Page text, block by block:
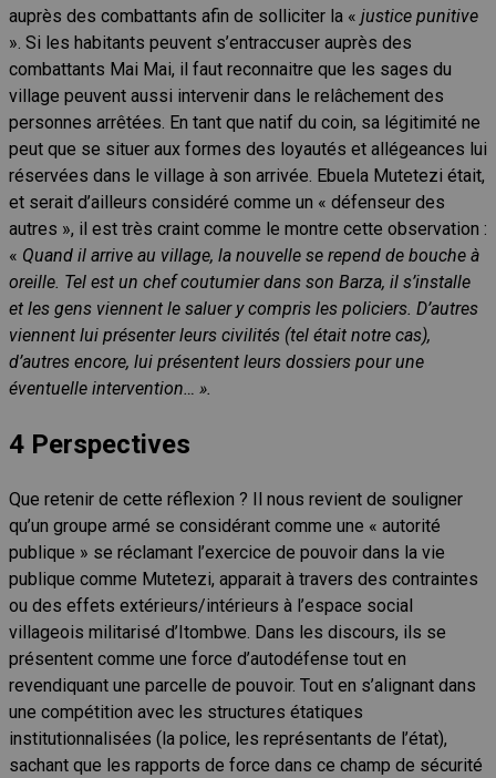
auprès des combattants afin de solliciter la « justice punitive
». Si les habitants peuvent s’entraccuser auprès des
combattants Mai Mai, il faut reconnaitre que les sages du
village peuvent aussi intervenir dans le relâchement des
personnes arrêtées. En tant que natif du coin, sa légitimité ne
peut que se situer aux formes des loyautés et allégeances lui
réservées dans le village à son arrivée. Ebuela Mutetezi était,
et serait d’ailleurs considéré comme un « défenseur des
autres », il est très craint comme le montre cette observation :
« Quand il arrive au village, la nouvelle se repend de bouche à
oreille. Tel est un chef coutumier dans son Barza, il s’installe
et les gens viennent le saluer y compris les policiers. D’autres
viennent lui présenter leurs civilités (tel était notre cas),
d’autres encore, lui présentent leurs dossiers pour une
éventuelle intervention… ».
4 Perspectives
Que retenir de cette réflexion ? Il nous revient de souligner
qu’un groupe armé se considérant comme une « autorité
publique » se réclamant l’exercice de pouvoir dans la vie
publique comme Mutetezi, apparait à travers des contraintes
ou des effets extérieurs/intérieurs à l’espace social
villageois militarisé d’Itombwe. Dans les discours, ils se
présentent comme une force d’autodéfense tout en
revendiquant une parcelle de pouvoir. Tout en s’alignant dans
une compétition avec les structures étatiques
institutionnalisées (la police, les représentants de l’état),
sachant que les rapports de force dans ce champ de sécurité